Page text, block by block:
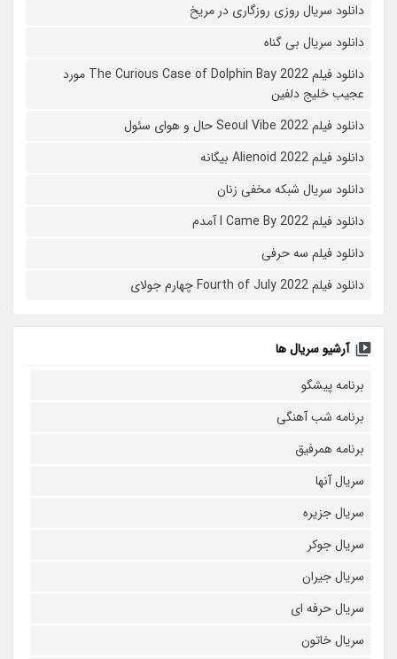
دانلود سریال روزی روزگاری در مریخ
دانلود سریال بی گناه
دانلود فیلم The Curious Case of Dolphin Bay 2022 مورد
عجیب خلیج دلفین
دانلود فیلم Seoul Vibe 2022 حال و هوای سئول
دانلود فیلم Alienoid 2022 بیگانه
دانلود سریال شبکه مخفی زنان
دانلود فیلم I Came By 2022 آمدم
دانلود فیلم سه حرفی
دانلود فیلم Fourth of July 2022 چهارم جولای
آرشیو سریال ها
برنامه پیشگو
برنامه شب آهنگی
برنامه همرفیق
سریال آنها
سریال جزیره
سریال جوکر
سریال جیران
سریال حرفه ای
سریال خاتون